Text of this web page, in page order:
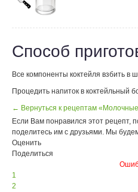
Способ
Все компоненты коктейля взбить в
Процедить напиток в коктейльный
← Вернуться к рецептам
Если Вам понравился этот рецепт,
поделитесь им с друзьями. Мы
Оценить
Поделиться
1
2